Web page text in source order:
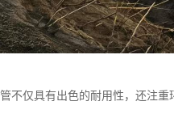
不仅具有出色的耐用性，还注